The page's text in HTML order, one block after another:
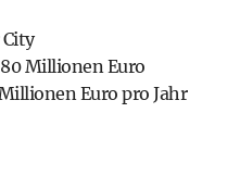
Millionen Euro
Euro pro Jahr